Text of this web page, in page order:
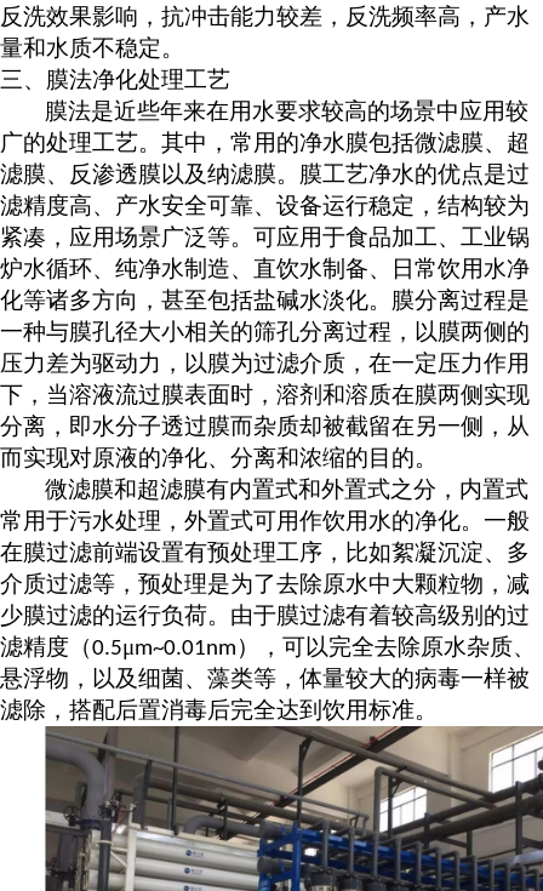
反洗效果影响，抗冲击能力较差，反洗频率高，产水
量和水质不稳定。
三、 膜法净化处理工艺
膜法是近些年来在用水要求较高的场景中应用较
广的处理工艺。其中，常用的净水膜包括微滤膜、超
滤膜、反渗透膜以及纳滤膜。膜工艺净水的优点是过
滤精度高、产水安全可靠、设备运行稳定，结构较为
紧凑，应用场景广泛等。可应用于食品加工、工业锅
炉水循环、纯净水制造、直饮水制备、日常饮用水净
化等诸多方向，甚至包括盐碱水淡化。膜分离过程是
一种与膜孔径大小相关的筛孔分离过程，以膜两侧的
压力差为驱动力，以膜为过滤介质，在一定压力作用
下，当溶液流过膜表面时，溶剂和溶质在膜两侧实现
分离，即水分子透过膜而杂质却被截留在另一侧，从
而实现对原液的净化、分离和浓缩的目的。
微滤膜和超滤膜有内置式和外置式之分，内置式
常用于污水处理，外置式可用作饮用水的净化。一般
在膜过滤前端设置有预处理工序，比如絮凝沉淀、多
介质过滤等，预处理是为了去除原水中大颗粒物，减
少膜过滤的运行负荷。由于膜过滤有着较高级别的过
滤精度（0.5μm~0.01nm ），可以完全去除原水杂质、
悬浮物，以及细菌、藻类等，体量较大的病毒一样被
滤除，搭配后置消毒后完全达到饮用标准。